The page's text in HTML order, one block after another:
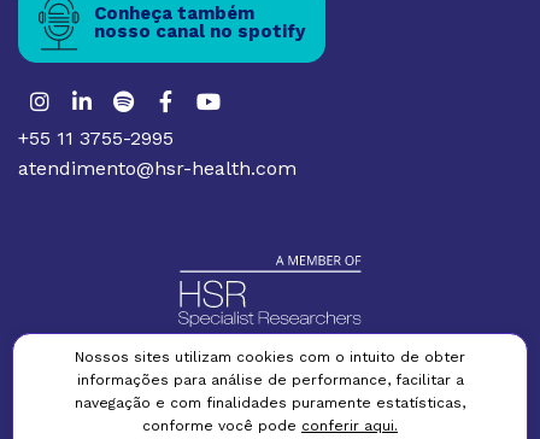
Conheça também
nosso canal no spotify
+55 11 3755-2995
atendimento@hsr-health.com
Política de privacidade Termos e condições Política de cookies
Nossos sites utilizam cookies com o intuito de obter
informações para análise de performance, facilitar a
navegação e com finalidades puramente estatísticas,
conforme você pode conferir aqui.